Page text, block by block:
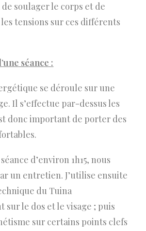
soulager le corps et de
tensions sur ces différents
séance :
se déroule sur une
Il s’effectue par-dessus les
donc important de porter des
d’environ 1h15, nous
un entretien. J’utilise ensuite
du Tuina
sur le dos et le visage ; puis
sur certains points clefs